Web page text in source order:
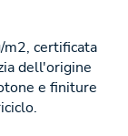
certificata
dell'origine
e finiture